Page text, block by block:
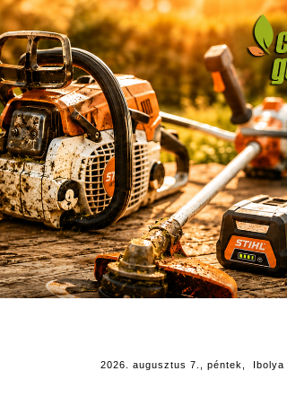
2026. augusztus 7., péntek, Ibolya